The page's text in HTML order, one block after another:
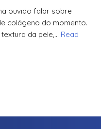
ouvido falar sobre
colágeno do momento.
da pele,… Read